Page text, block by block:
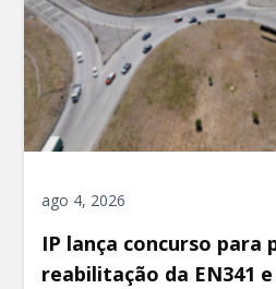
ago 4, 2026
IP lança concurso para
reabilitação da EN341